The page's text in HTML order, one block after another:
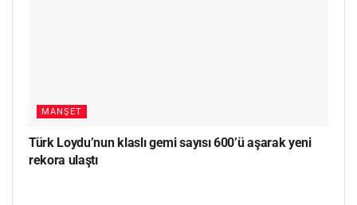
MANŞET
Türk Loydu’nun klaslı gemi sayısı 600’ü aşarak yeni
rekora ulaştı